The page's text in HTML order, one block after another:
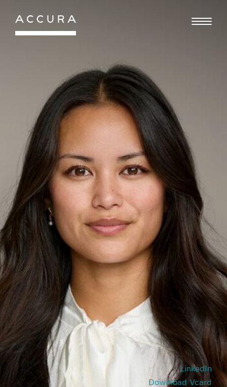
Gå
indhold
LinkedIn
Download Vcard